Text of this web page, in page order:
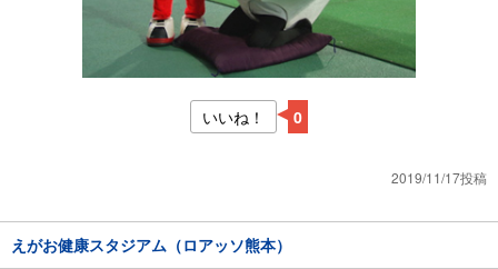
いいね！ 0
2019/11/17投稿
えがお健康スタジアム（ロアッソ熊本）